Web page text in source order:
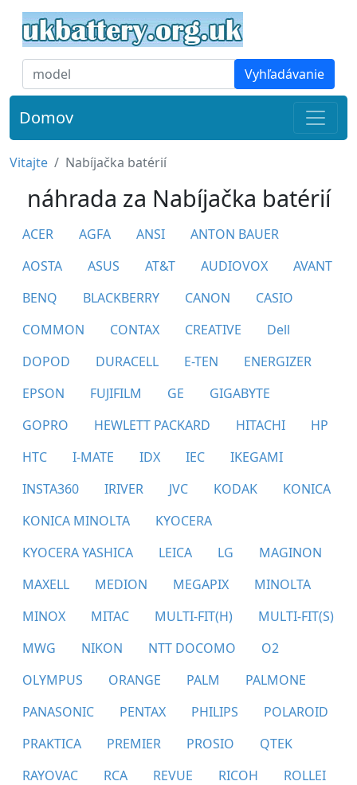
Vyhľadávanie
Domov
Vitajte Nabíjačka batérií
náhrada za Nabíjačka batérií
ACER AGFA ANSI
ANTON BAUER
AOSTA
ASUS AT&T AUDIOVOX
AVANT
BENQ
BLACKBERRY CANON
CASIO
COMMON
CONTAX CREATIVE
Dell
DOPOD
DURACELL E-TEN
ENERGIZER
EPSON
FUJIFILM GE
GIGABYTE
GOPRO
HEWLETT PACKARD HITACHI
HP
HTC
I-MATE IDX IEC
IKEGAMI
INSTA360
IRIVER JVC KODAK
KONICA
KONICA MINOLTA
KYOCERA
KYOCERA YASHICA
LEICA LG
MAGINON
MAXELL
MEDION MEGAPIX
MINOLTA
MINOX
MITAC MULTI-FIT(H)
MULTI-FIT(S)
MWG
NIKON NTT DOCOMO
O2
OLYMPUS
ORANGE PALM
PALMONE
PANASONIC
PENTAX PHILIPS
POLAROID
PRAKTICA
PREMIER PROSIO
QTEK
RAYOVAC
RCA REVUE RICOH
ROLLEI